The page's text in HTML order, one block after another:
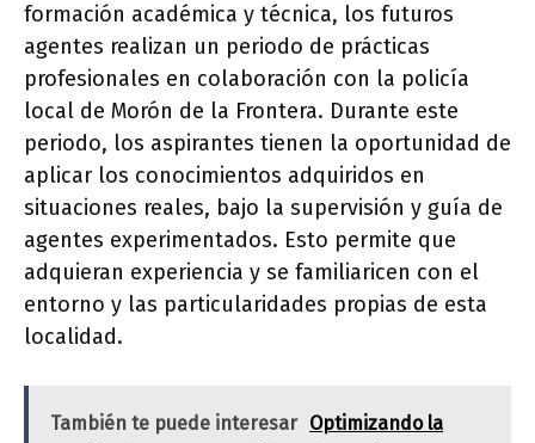
formación académica y técnica, los futuros
agentes realizan un periodo de prácticas
profesionales en colaboración con la policía
local de Morón de la Frontera. Durante este
periodo, los aspirantes tienen la oportunidad de
aplicar los conocimientos adquiridos en
situaciones reales, bajo la supervisión y guía de
agentes experimentados. Esto permite que
adquieran experiencia y se familiaricen con el
entorno y las particularidades propias de esta
localidad.
También te puede interesar Optimizando la